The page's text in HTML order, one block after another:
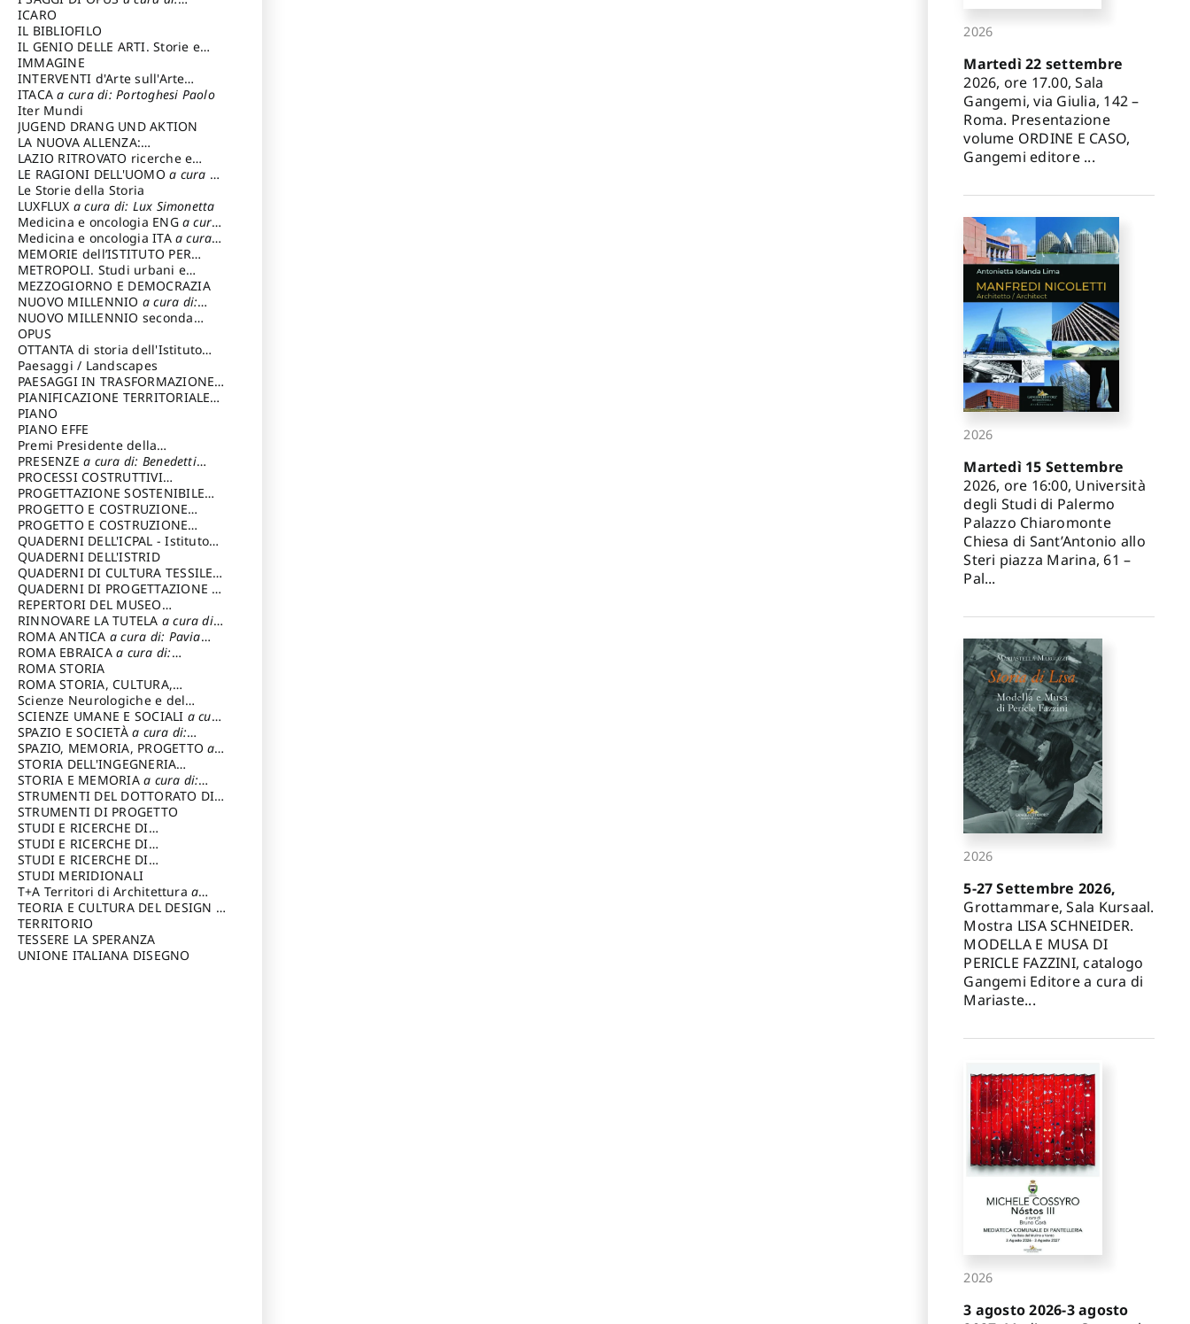
Scalesse Tommaso
ICARO
IL BIBLIOFILO
IL GENIO DELLE ARTI. Storie e
interpretazione
IMMAGINE
INTERVENTI d'Arte sull'Arte
dedicata alla cultura della
conservazione d’arte
Fondazione Paola Droghetti onlus
ITACAa cura di: Portoghesi Paolo
Iter Mundi
JUGEND DRANG UND AKTION
LA NUOVA ALLENZA:
ARCHITETTURA & AMBIENTE
LAZIO RITROVATO ricerche e
restauri
LE RAGIONI DELL'UOMOa cura di:
Lombardi Satriani Luigi
Le Storie della Storia
LUXFLUX a cura di: Lux Simonetta
Medicina e oncologia ENG a cura
di: Lopez Massimo
Medicina e oncologia ITA a cura
di: Lopez Massimo
MEMORIE dell’ISTITUTO PER
STORIA DEL RISORGIMENTO
METROPOLI. Studi urbani e
regionali
MEZZOGIORNO E DEMOCRAZIA
NUOVO MILLENNIO a cura di:
Capaldo Pellegrino
NUOVO MILLENNIO seconda
serie
Francesco
OPUS
OTTANTA di storia dell'Istituto
storia dell’Istitutoa cura di:
Cavalieri Patrizia
Paesaggi / Landscapes
PAESAGGI IN TRASFORMAZIONEa
cura di: Corti Enrico A.
PIANIFICAZIONE TERRITORIALE
URBANISTICA ED AMBIENTALE
cura di: Costa Enrico
PIANO
PIANO EFFE
Premi Presidente della
Repubblica
PRESENZEa cura di: Benedetti
Sandro
PROCESSI COSTRUTTIVI
DELL'ARCHITETTURAa cura di:
Ippoliti Alessandro
PROGETTAZIONE SOSTENIBILE
PARTECIPATA
PROGETTO E COSTRUZIONE
DELL’ARCHITETTURA
PROGETTO E COSTRUZIONE
SOSTENIBILE
QUADERNI DELL'ICPAL - Istituto
centrale per il restauro e la
conservazione del patrimonio
archivistico e librario
QUADERNI DELL'ISTRID
QUADERNI DI CULTURA TESSILEa
cura di: Crispolti Livia
QUADERNI DI PROGETTAZIONE a
cura di: Giura Longo Tommaso
REPERTORI DEL MUSEO
CENTRALE DEL RISORGIMENTOa
cura di: Pizzo Marco
RINNOVARE LA TUTELA a cura di:
Cicalò Enrico
ROMA ANTICA a cura di: Pavia
Carlo
ROMA EBRAICAa cura di:
Procaccia Claudio
ROMA STORIA
ROMA STORIA, CULTURA,
IMMAGINEa cura di: Fagiolo
Marcello
Scienze Neurologiche e del
Comportamento
SCIENZE UMANE E SOCIALI a cura
di: Iannizzi Salvatore
SPAZIO E SOCIETÀa cura di:
Cassetti Roberto
SPAZIO, MEMORIA, PROGETTOa
cura di: Rossi Massimo
STORIA DELL'INGEGNERIA
STRUTTURALE IN ITALIAa cura di:
Poretti Sergio
STORIA E MEMORIAa cura di:
Rossi Lauro
STRUMENTI DEL DOTTORATO DI
RICERCA IN RILIEVO E
RAPPRESENTAZIONE
DELL’ARCHITETTURA E
DELL’AMBIENTEa cura di: Migliari
Riccardo
STRUMENTI DI PROGETTO
STUDI E RICERCHE DI
ARCHEOLOGIA IN SICILIA
di: Pelagatti Paola
STUDI E RICERCHE DI
ARCHITETTURA del Dipartimento
di Architettura Università degli
Studi G. d' Annunzio
STUDI E RICERCHE DI
ARCHITETTURA del Dipartimento
di Architettura Università degli
Studi G. d' Annunzio, Chieti-
Pescaraa cura di: Fusero Paolo
STUDI MERIDIONALI
T+A Territori di Architetturaa
cura di: Ramazzotti Luigi
TEORIA E CULTURA DEL DESIGN a
cura di: Furlanis Giuseppe
TERRITORIO
TESSERE LA SPERANZA
UNIONE ITALIANA DISEGNO
2026
Martedì 22 settembre
2026, ore 17.00, Sala
Gangemi, via Giulia, 142 –
Roma. Presentazione
volume ORDINE E CASO,
Gangemi editore ...
2026
Martedì 15 Settembre
2026, ore 16:00, Università
degli Studi di Palermo
Palazzo Chiaromonte
Chiesa di Sant’Antonio allo
Steri piazza Marina, 61 –
Pal...
2026
5-27 Settembre 2026,
Grottammare, Sala Kursaal.
Mostra LISA SCHNEIDER.
MODELLA E MUSA DI
PERICLE FAZZINI, catalogo
Gangemi Editore a cura di
Mariaste...
2026
3 agosto 2026-3 agosto